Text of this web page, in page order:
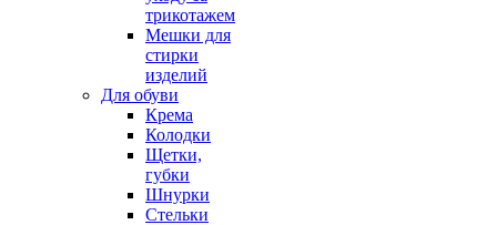
трикотажем
Мешки для
стирки
изделий
Для обуви
Крема
Колодки
Щетки,
губки
Шнурки
Стельки